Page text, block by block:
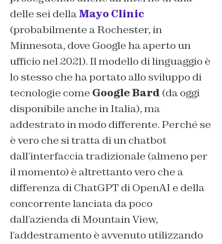
delle sei dellaMayo Clinic
(probabilmente a Rochester, in
Minnesota, dove Google ha aperto un
ufficio nel 2021). Il modello di linguaggio è
lo stesso che ha portato allo sviluppo di
tecnologie come Google Bard (da oggi
disponibile anche in Italia), ma
addestrato in modo differente. Perché se
è vero che si tratta di un chatbot
dall’interfaccia tradizionale (almeno per
il momento) è altrettanto vero che a
differenza di ChatGPT di OpenAI e della
concorrente lanciata da poco
dall’azienda di Mountain View,
l’addestramento è avvenuto utilizzando